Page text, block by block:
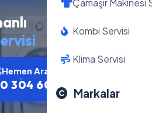
Çamaşır Makinesi
Kombi Servisi
Klima Servisi
Markalar
Hemen Ara
304 6012